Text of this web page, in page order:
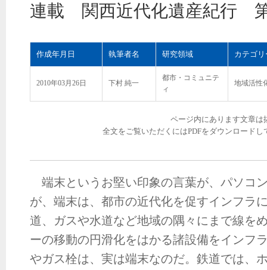
連載 関西近代化遺産紀行
作成年月日 執筆者名 研究領域 カテゴリ
2010年03月26日 下村 純一
都市・コミュニテ
ィ
地域活性
ページ内にあります文章は
全文をご覧いただくにはPDFをダウンロードし
端末というお堅い印象の言葉が、パソコ
が、端末は、都市の近代化を促すインフラ
道、ガスや水道など地域の隅々にまで線を
ーの移動の円滑化をはかる諸設備をインフ
やガス栓は、実は端末なのだ。鉄道では、